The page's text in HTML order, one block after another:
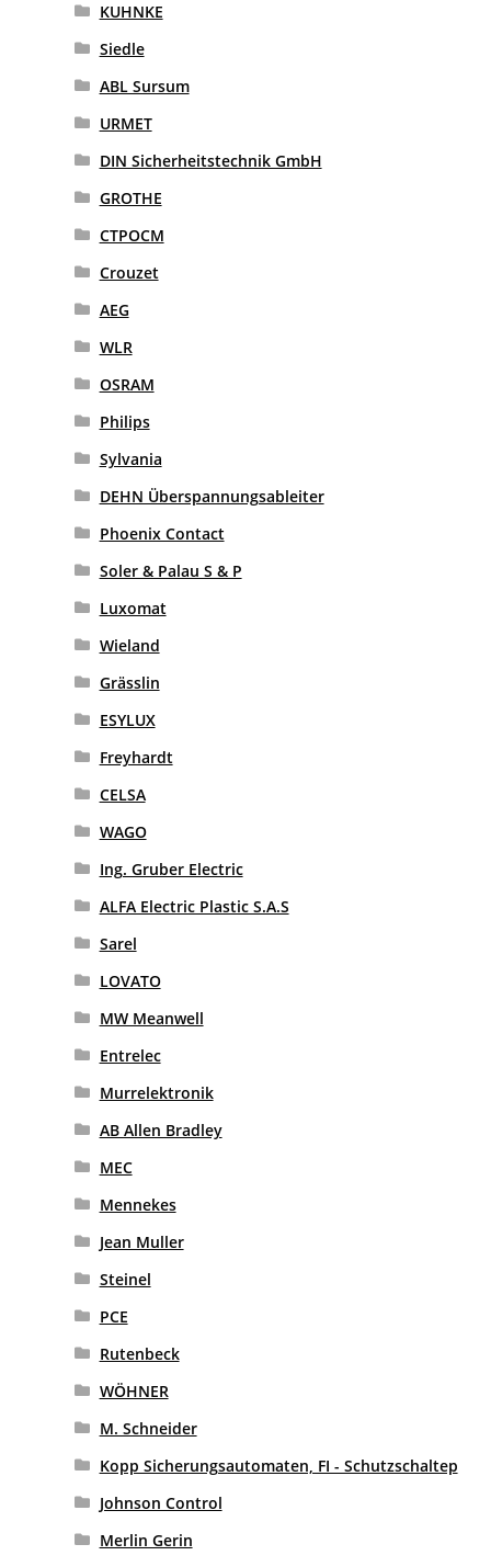
KUHNKE
Siedle
ABL Sursum
URMET
DIN Sicherheitstechnik GmbH
GROTHE
CTPOCM
Crouzet
AEG
WLR
OSRAM
Philips
Sylvania
DEHN Überspannungsableiter
Phoenix Contact
Soler & Palau S & P
Luxomat
Wieland
Grässlin
ESYLUX
Freyhardt
CELSA
WAGO
Ing. Gruber Electric
ALFA Electric Plastic S.A.S
Sarel
LOVATO
MW Meanwell
Entrelec
Murrelektronik
AB Allen Bradley
MEC
Mennekes
Jean Muller
Steinel
PCE
Rutenbeck
WÖHNER
M. Schneider
Kopp Sicherungsautomaten, FI - Schutzschaltep
Johnson Control
Merlin Gerin